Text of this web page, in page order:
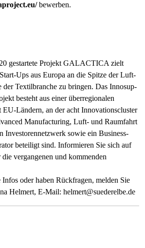
bewerben.
gestartete Projekt GALACTICA zielt
Ups aus Europa an die Spitze der Luft-
der Textilbranche zu bringen. Das Innosup-
besteht aus einer überregionalen
EU-Ländern, an der acht Innovationscluster
Manufacturing, Luft- und Raumfahrt
Investorennetzwerk sowie ein Business-
beteiligt sind. Informieren Sie sich auf
die vergangenen und kommenden
oder haben Rückfragen, melden Sie
Helmert, E-Mail: helmert@suederelbe.de